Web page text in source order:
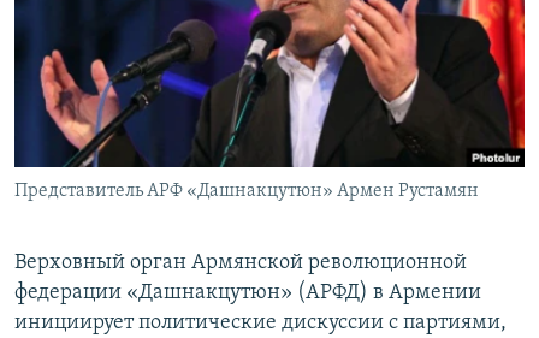
English
Русский
Все сайты Радио Азатутюн
Представитель АРФ «Дашнакцутюн» Армен Рустамян
Верховный орган Армянской революционной
федерации «Дашнакцутюн» (АРФД) в Армении
инициирует политические дискуссии с партиями,